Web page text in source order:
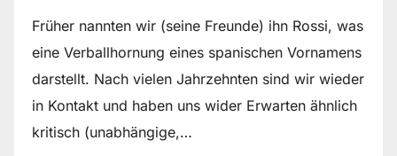
Früher nannten wir (seine Freunde) ihn Rossi, was
eine Verballhornung eines spanischen Vornamens
darstellt. Nach vielen Jahrzehnten sind wir wieder
in Kontakt und haben uns wider Erwarten ähnlich
kritisch (unabhängige,…